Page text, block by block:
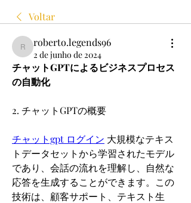
Voltar
roberto.legends96
roberto.legends96
2 de junho de 2024
チャットGPTによるビジネスプロセス
の自動化
2. チャットGPTの概要
チャットgpt ログイン 大規模なテキス
トデータセットから学習されたモデル
であり、会話の流れを理解し、自然な
応答を生成することができます。この
技術は、顧客サポート、テキスト生